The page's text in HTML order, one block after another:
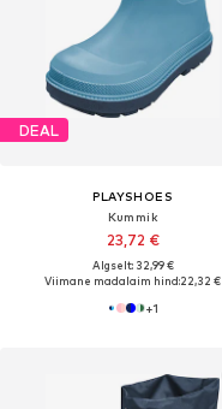
DEAL
PLAYSHOES
Kummik
23,72 €
Algselt: 32,99 €
Viimane madalaim hind:22,32 €
+1